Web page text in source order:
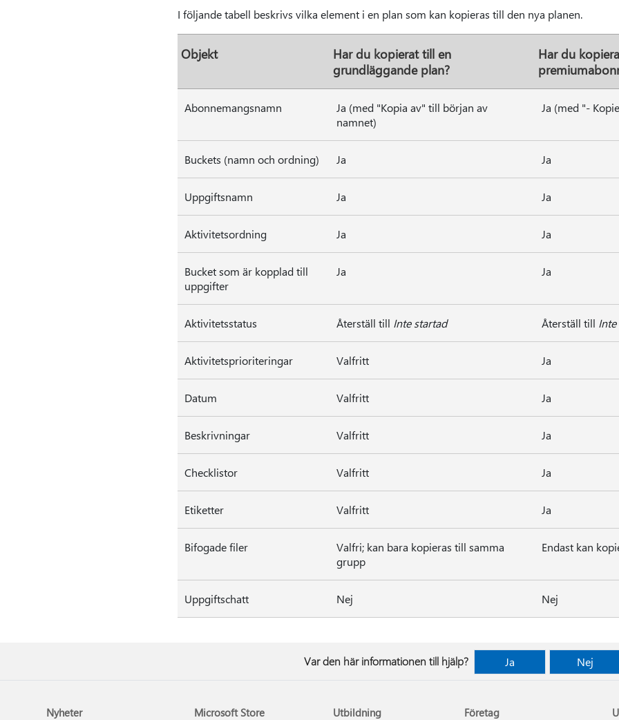
I följande tabell beskrivs vilka element i en plan som kan kopieras till den nya planen.
Objekt
Har du kopierat till en
grundläggande plan?
Har du
Abonnemangsnamn
Ja (med "Kopia av" till början av
namnet)
Ja (med "-
Buckets (namn och ordning) Ja Ja
Uppgiftsnamn Ja Ja
Aktivitetsordning Ja Ja
Bucket som är kopplad till
uppgifter
Ja Ja
Aktivitetsstatus Återställ till Inte startad Återställ till
Aktivitetsprioriteringar Valfritt Ja
Datum Valfritt Ja
Beskrivningar Valfritt Ja
Checklistor Valfritt Ja
Etiketter Valfritt Ja
Bifogade filer
Valfri; kan bara kopieras till samma
grupp
Endast kan
Uppgiftschatt Nej Nej
Var den här informationen till hjälp? Ja Nej
Nyheter Microsoft Store Utbildning Företag